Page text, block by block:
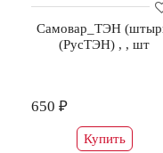
Самовар_ТЭН
(РусТЭН) , , шт
650 ₽
Купить